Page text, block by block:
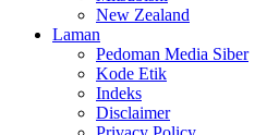
New Zealand
Laman
Pedoman Media Siber
Kode Etik
Indeks
Disclaimer